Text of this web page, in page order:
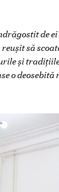
de
să
și
o